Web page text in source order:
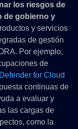
los riesgos de
de gobierno y
y servicios
de gestión
Por ejemplo,
de
for Cloud
continuas de
a evaluar y
las cargas de
como la